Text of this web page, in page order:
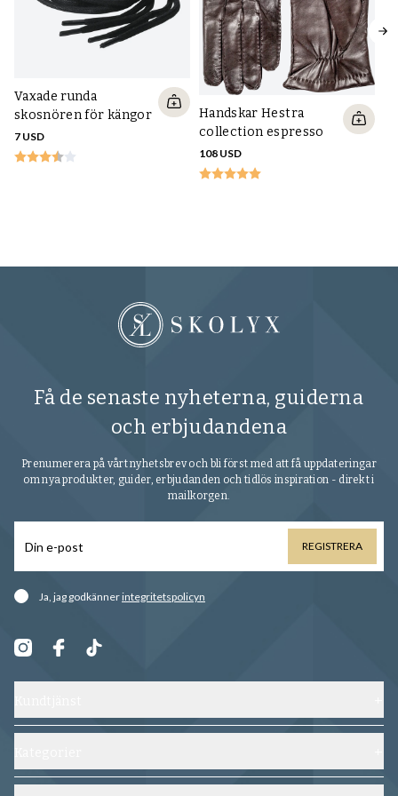
Vaxade runda
skosnören för kängor
7 USD
Handskar Hestra
collection espresso
108 USD
Få de senaste nyheterna, guiderna
och erbjudandena
Prenumerera på vårt nyhetsbrev och bli först med att få uppdateringar
om nya produkter, guider, erbjudanden och tidlös inspiration - direkt i
mailkorgen.
REGISTRERA
Ja, jag godkännerintegritetspolicyn
Kontakta oss
Vanliga frågor
Skor